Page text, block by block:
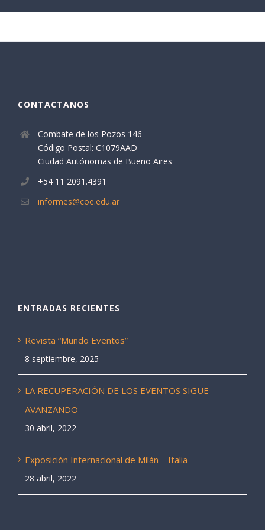
CONTACTANOS
Combate de los Pozos 146
Código Postal: C1079AAD
Ciudad Autónomas de Bueno Aires
+54 11 2091.4391
informes@coe.edu.ar
ENTRADAS RECIENTES
Revista “Mundo Eventos”
8 septiembre, 2025
LA RECUPERACIÓN DE LOS EVENTOS SIGUE
AVANZANDO
30 abril, 2022
Exposición Internacional de Milán – Italia
28 abril, 2022